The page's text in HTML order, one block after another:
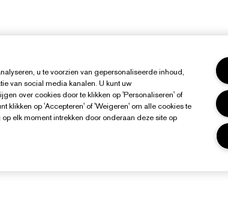
u te voorzien van gepersonaliseerde inhoud,
van social media kanalen. U kunt uw
over cookies door te klikken op 'Personaliseren' of
klikken op 'Accepteren' of 'Weigeren' om alle cookies te
elk moment intrekken door onderaan deze site op